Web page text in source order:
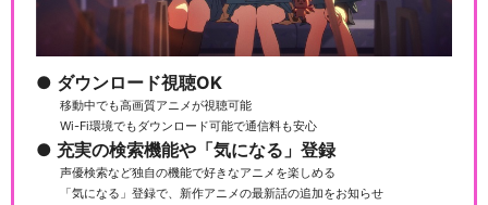
ダウンロード視聴OK
移動中でも高画質アニメが視聴可能
Wi-Fi環境でもダウンロード可能で通信料も安心
充実の検索機能や「気になる」登録
声優検索など独自の機能で好きなアニメを楽しめる
「気になる」登録で、新作アニメの最新話の追加をお知らせ